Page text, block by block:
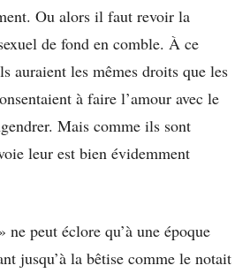
Ou alors il faut revoir la
de fond en comble. À ce
auraient les mêmes droits que les
à faire l’amour avec le
Mais comme ils sont
leur est bien évidemment
ne peut éclore qu’à une époque
jusqu’à la bêtise comme le notait